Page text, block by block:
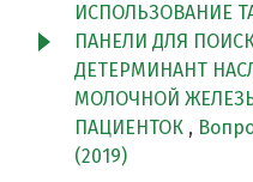
ИСПОЛЬЗОВАНИЕ
ПАНЕЛИ ДЛЯ
ДЕТЕРМИНАНТ
МОЛОЧНОЙ
ПАЦИЕНТОК ,
(2019)